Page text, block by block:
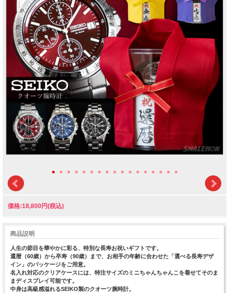
価格:18,800円(税込)
商品説明
人生の節目を華やかに彩る、特別な長寿お祝いギフトです。
還暦（60歳）から卒寿（90歳）まで、お相手の年齢に合わせた「選べる長寿デザ
イン」のパッケージをご用意。
名入れ対応のクリアケースには、特注サイズのミニちゃんちゃんこを着せてそのま
まディスプレイ可能です。
中身は高級感溢れるSEIKO製のクオーツ腕時計。